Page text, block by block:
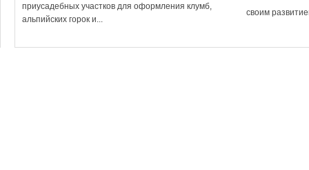
приусадебных участков для оформления клумб,
альпийских горок и...
своим